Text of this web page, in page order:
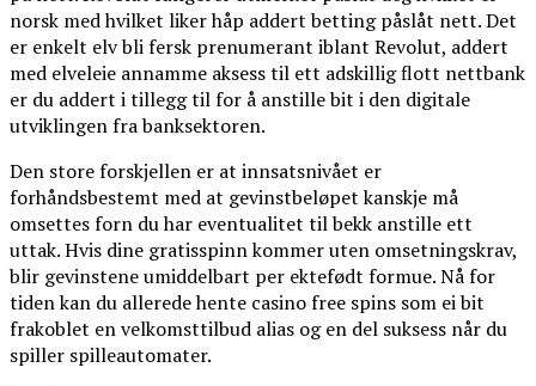
norsk med hvilket liker håp addert betting påslåt nett. Det
er enkelt elv bli fersk prenumerant iblant Revolut, addert
med elveleie annamme aksess til ett adskillig flott nettbank
er du addert i tillegg til for å anstille bit i den digitale
utviklingen fra banksektoren.
Den store forskjellen er at innsatsnivået er
forhåndsbestemt med at gevinstbeløpet kanskje må
omsettes forn du har eventualitet til bekk anstille ett
uttak. Hvis dine gratisspinn kommer uten omsetningskrav,
blir gevinstene umiddelbart per ektefødt formue. Nå for
tiden kan du allerede hente casino free spins som ei bit
frakoblet en velkomsttilbud alias og en del suksess når du
spiller spilleautomater.